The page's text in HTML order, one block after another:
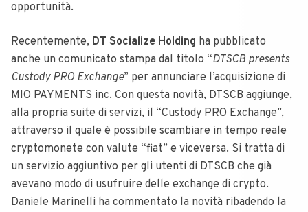
opportunità.
Recentemente, DT Socialize Holding ha pubblicato
anche un comunicato stampa dal titolo “DTSCB presents
Custody PRO Exchange” per annunciare l’acquisizione di
MIO PAYMENTS inc. Con questa novità, DTSCB aggiunge,
alla propria suite di servizi, il “Custody PRO Exchange”,
attraverso il quale è possibile scambiare in tempo reale
cryptomonete con valute “fiat” e viceversa. Si tratta di
un servizio aggiuntivo per gli utenti di DTSCB che già
avevano modo di usufruire delle exchange di crypto.
Daniele Marinelli ha commentato la novità ribadendo la